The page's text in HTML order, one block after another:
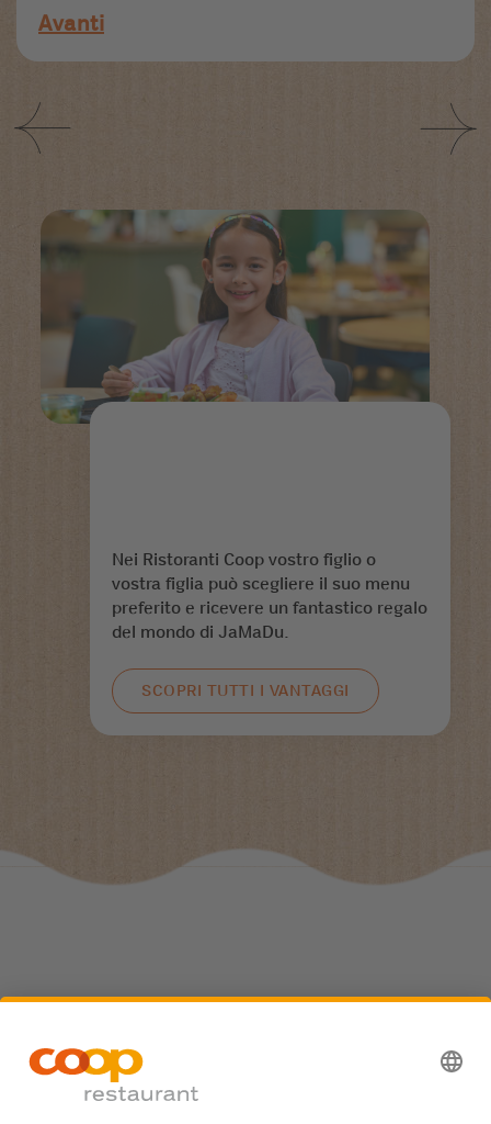
Avanti
Nei Ristoranti Coop vostro figlio o
vostra figlia può scegliere il suo menu
preferito e ricevere un fantastico regalo
del mondo di JaMaDu.
SCOPRI TUTTI I VANTAGGI